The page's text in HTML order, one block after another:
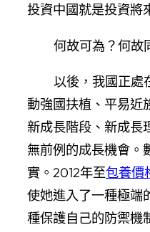
投資中國就是投資將
何故可為？何故
以後，我國正處
動強國扶植、平易近
新成長階段、新成長
無前例的成長機會。
實。2012年至包養價
使她進入了一種極端
種保護自己的防禦機